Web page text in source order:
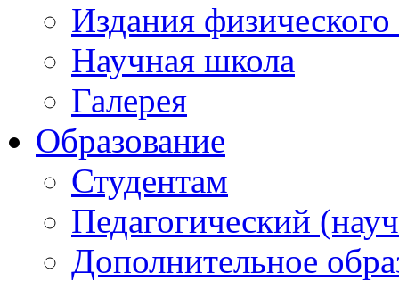
Издания физического
Научная школа
Галерея
Образование
Студентам
Педагогический
Дополнительное